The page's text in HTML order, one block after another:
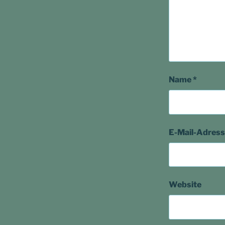
Name*
E-Mail-
Website